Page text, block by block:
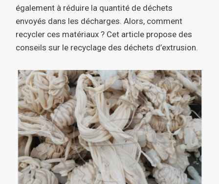
également à réduire la quantité de déchets
envoyés dans les décharges. Alors, comment
recycler ces matériaux ? Cet article propose des
conseils sur le recyclage des déchets d’extrusion.